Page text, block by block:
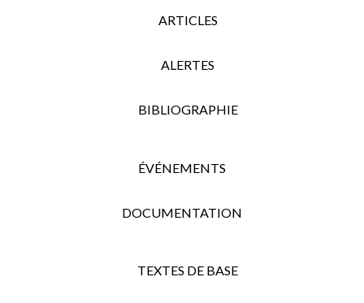
ARTICLES
ALERTES
BIBLIOGRAPHIE
ÉVÉNEMENTS
DOCUMENTATION
TEXTES DE BASE